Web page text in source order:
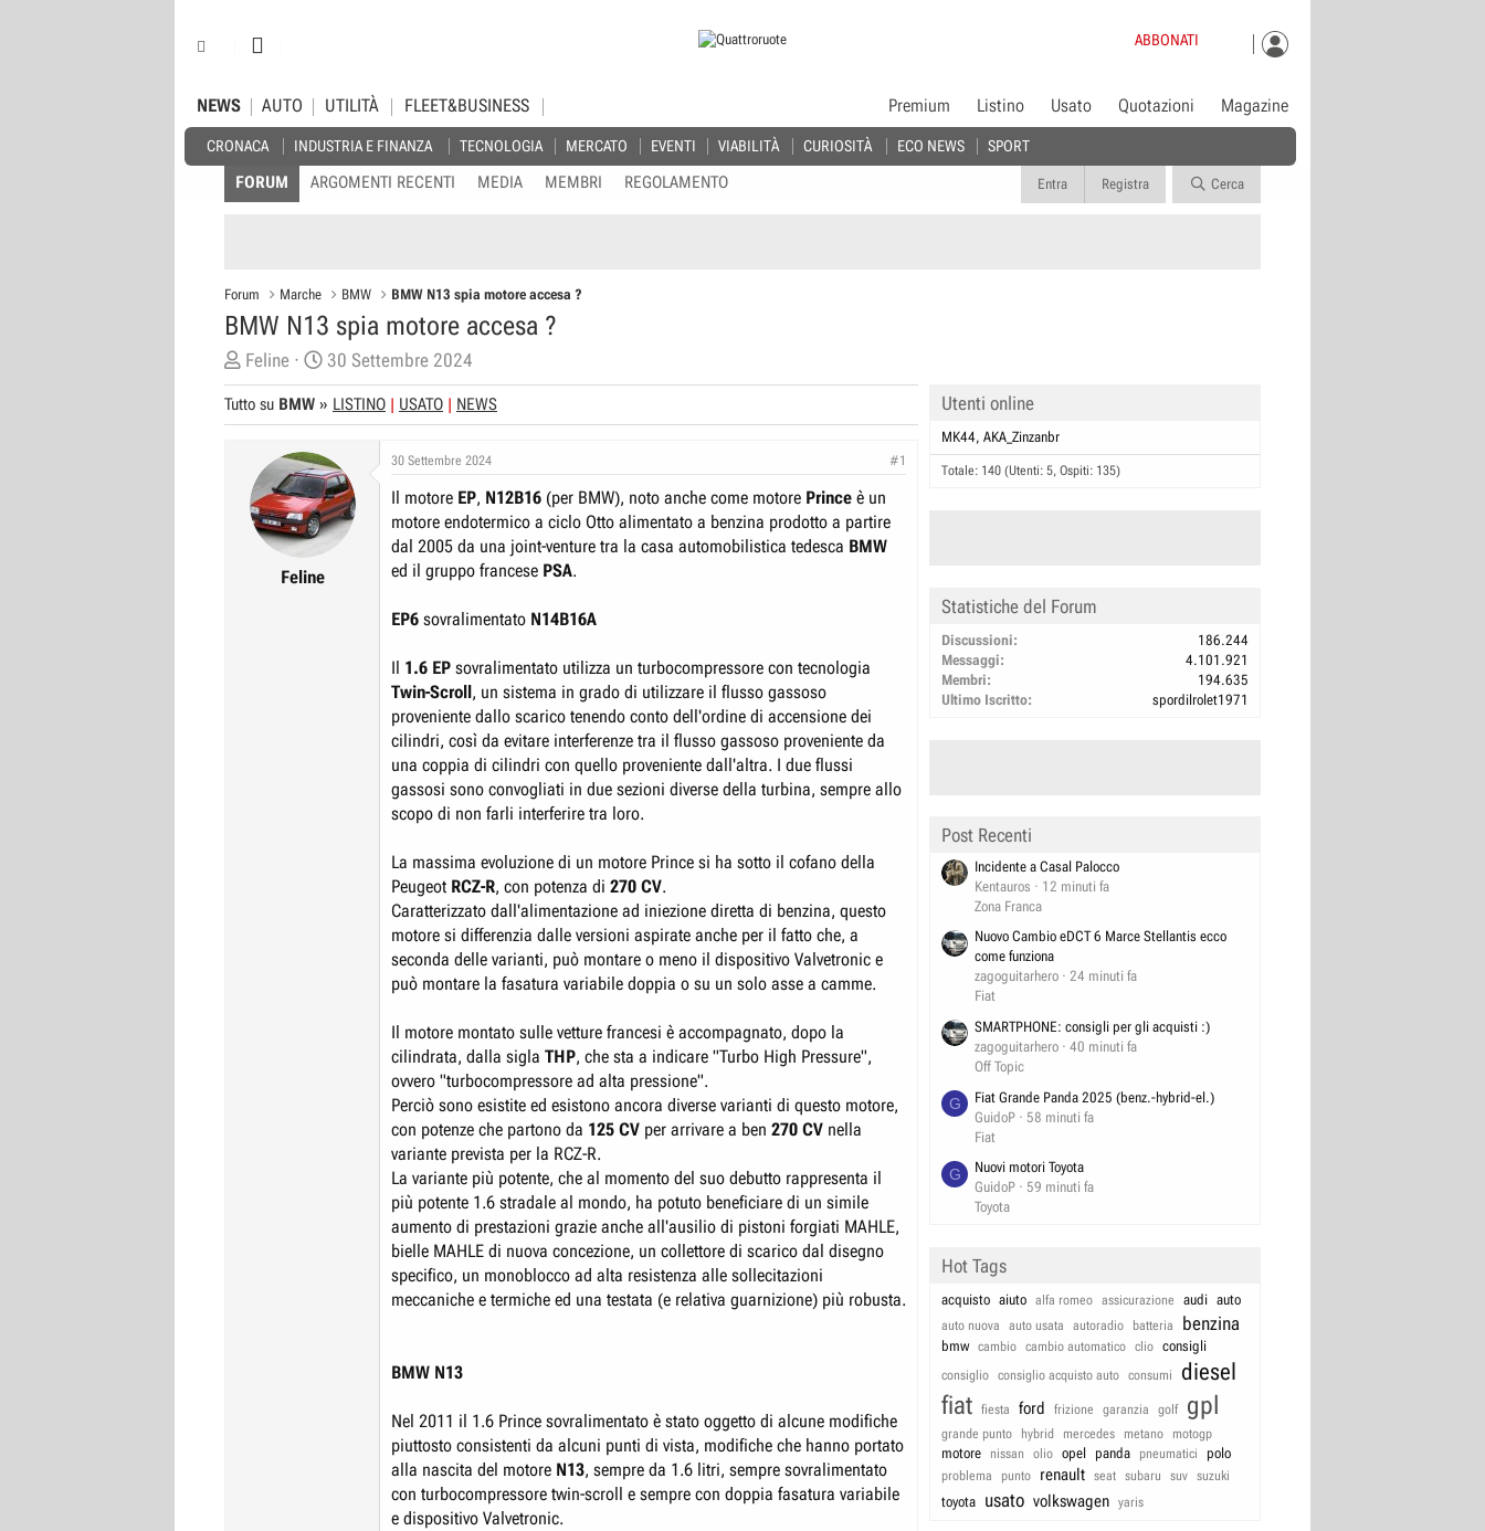
ABBONATI
NEWS
CRONACA INDUSTRIA E FINANZA TECNOLOGIA MERCATO EVENTI VIABILITÀ CURIOSITÀ ECO NEWS SPORT
AUTO UTILITÀ FLEET&BUSINESS Premium Listino Usato Quotazioni Magazine
FORUM ARGOMENTI RECENTI MEDIA MEMBRI REGOLAMENTO Entra Registra Cerca
Forum Marche BMW BMW N13 spia motore accesa ?
BMW N13 spia motore accesa ?
C
r
e
o
Feline
D
a
t
d
i
I
n
30 Settembre 2024
Tutto su BMW » LISTINO USATO NEWS
Feline
30 Settembre 2024 #1
Il motore EP, N12B16 (per BMW), noto anche come motore Prince è un
motore endotermico a ciclo Otto alimentato a benzina prodotto a partire
dal 2005 da una joint-venture tra la casa automobilistica tedesca BMW
ed il gruppo francese PSA.
EP6 sovralimentato N14B16A
Il 1.6 EP sovralimentato utilizza un turbocompressore con tecnologia
Twin-Scroll, un sistema in grado di utilizzare il flusso gassoso
proveniente dallo scarico tenendo conto dell'ordine di accensione dei
cilindri, così da evitare interferenze tra il flusso gassoso proveniente da
una coppia di cilindri con quello proveniente dall'altra. I due flussi
gassosi sono convogliati in due sezioni diverse della turbina, sempre allo
scopo di non farli interferire tra loro.
La massima evoluzione di un motore Prince si ha sotto il cofano della
Peugeot RCZ-R, con potenza di 270 CV.
Caratterizzato dall'alimentazione ad iniezione diretta di benzina, questo
motore si differenzia dalle versioni aspirate anche per il fatto che, a
seconda delle varianti, può montare o meno il dispositivo Valvetronic e
può montare la fasatura variabile doppia o su un solo asse a camme.
Il motore montato sulle vetture francesi è accompagnato, dopo la
cilindrata, dalla sigla THP, che sta a indicare "Turbo High Pressure",
ovvero "turbocompressore ad alta pressione".
Perciò sono esistite ed esistono ancora diverse varianti di questo motore,
con potenze che partono da 125 CV per arrivare a ben 270 CV nella
variante prevista per la RCZ-R.
La variante più potente, che al momento del suo debutto rappresenta il
più potente 1.6 stradale al mondo, ha potuto beneficiare di un simile
aumento di prestazioni grazie anche all'ausilio di pistoni forgiati MAHLE,
bielle MAHLE di nuova concezione, un collettore di scarico dal disegno
specifico, un monoblocco ad alta resistenza alle sollecitazioni
meccaniche e termiche ed una testata (e relativa guarnizione) più robusta.
BMW N13
Nel 2011 il 1.6 Prince sovralimentato è stato oggetto di alcune modifiche
piuttosto consistenti da alcuni punti di vista, modifiche che hanno portato
alla nascita del motore N13, sempre da 1.6 litri, sempre sovralimentato
con turbocompressore twin-scroll e sempre con doppia fasatura variabile
e dispositivo Valvetronic.
Utenti online
MK44 AKA_Zinzanbr
Totale: 140 (Utenti: 5, Ospiti: 135)
Statistiche del Forum
Discussioni
186.244
Messaggi
4.101.921
Membri
194.635
Ultimo Iscritto
spordilrolet1971
Post Recenti
Incidente a Casal Palocco
Kentauros
12 minuti fa
Zona Franca
Nuovo Cambio eDCT 6 Marce Stellantis ecco
come funziona
zagoguitarhero
24 minuti fa
Fiat
SMARTPHONE: consigli per gli acquisti :)
zagoguitarhero
40 minuti fa
Off Topic
G
Fiat Grande Panda 2025 (benz.-hybrid-el.)
GuidoP
58 minuti fa
Fiat
G
Nuovi motori Toyota
GuidoP
59 minuti fa
Toyota
Hot Tags
acquisto aiuto alfa romeo assicurazione audi auto
auto nuova auto usata autoradio batteria benzina
bmw cambio cambio automatico clio consigli
consiglio consiglio acquisto auto consumi diesel
fiat fiesta ford frizione garanzia golf gpl
grande punto hybrid mercedes metano motogp
motore nissan olio opel panda pneumatici polo
problema punto renault seat subaru suv suzuki
toyota usato volkswagen yaris